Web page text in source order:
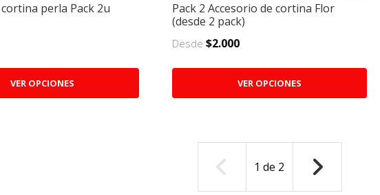
perla Pack 2u
VER OPCIONES
Pack 2 Accesorio de cortina Flor
(desde 2 pack)
Desde$2.000
VER OPCIONES
1 de 2